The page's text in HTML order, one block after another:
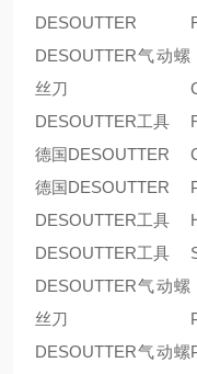
DESOUTTER
DESOUTTER气动螺
丝刀
DESOUTTER工具
德国DESOUTTER
德国DESOUTTER
DESOUTTER工具
DESOUTTER工具
DESOUTTER气动螺
丝刀
DESOUTTER气动螺